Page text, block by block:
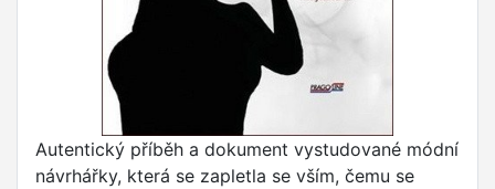
Autentický příběh a dokument vystudované módní
návrhářky, která se zapletla se vším, čemu se